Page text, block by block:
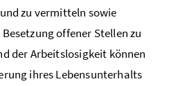
zu vermitteln sowie
offener Stellen zu
der Arbeitslosigkeit können
ihres Lebensunterhalts